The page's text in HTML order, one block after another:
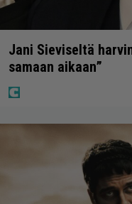
Jani Sieviseltä
samaan aikaan”